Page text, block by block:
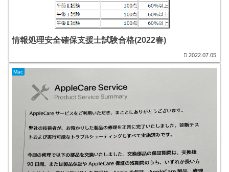
情報処理安全確保支援士試験合格(2022春)
2022.07.05
Mac